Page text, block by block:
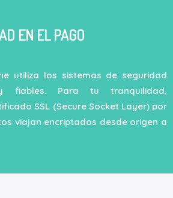
EN EL PAGO
utiliza los sistemas de seguridad
fiables. Para tu tranquilidad,
SSL (Secure Socket Layer) por
viajan encriptados desde origen a